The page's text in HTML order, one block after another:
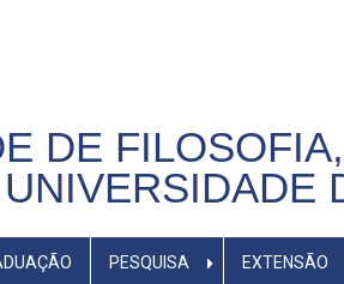
DE
PESQUISA EXTENSÃO